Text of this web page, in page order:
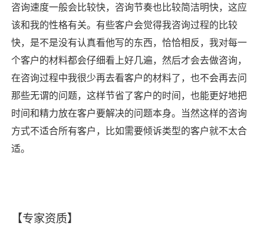
咨询速度一般会比较快，咨询节奏也比较简洁明快，这应
该和我的性格有关。有些客户会觉得我咨询过程的比较
快，是不是没有认真看他写的东西，恰恰相反，我对每一
个客户的材料都会仔细看上好几遍，然后才会去做咨询，
在咨询过程中我很少再去看客户的材料了，也不会再去问
那些无谓的问题，这样节省了客户的时间，也能更好地把
时间和精力放在客户要解决的问题本身。当然这样的咨询
方式不适合所有客户，比如需要倾诉类型的客户就不太合
适。
【专家资质】